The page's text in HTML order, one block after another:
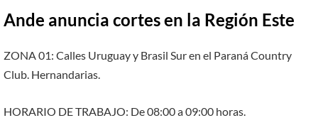
Ande anuncia cortes en la Región Este
ZONA 01: Calles Uruguay y Brasil Sur en el Paraná Country
Club. Hernandarias.
HORARIO DE TRABAJO: De 08:00 a 09:00 horas.